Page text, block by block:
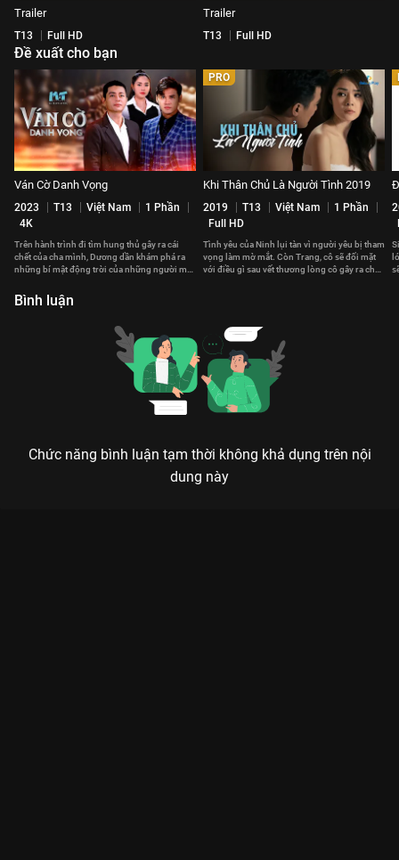
Trailer
T13 Full HD
Trailer
T13 Full HD
Đề xuất cho bạn
Ván Cờ Danh Vọng
2023 T13 Việt Nam
1 Phần
4K
Trên hành trình đi tìm hung thủ gây ra cái
chết của cha mình, Dương dần khám phá ra
những bí mật động trời của những người mà
PRO
Khi Thân Chủ Là Người Tình 2019
2019 T13 Việt Nam
1 Phần
Full HD
Tình yêu của Ninh lụi tàn vì người yêu bị tham
vọng làm mờ mắt. Còn Trang, cô sẽ đối mặt
với điều gì sau vết thương lòng cô gây ra cho
Bình luận
Chức năng bình luận tạm thời không khả dụng trên nội
dung này